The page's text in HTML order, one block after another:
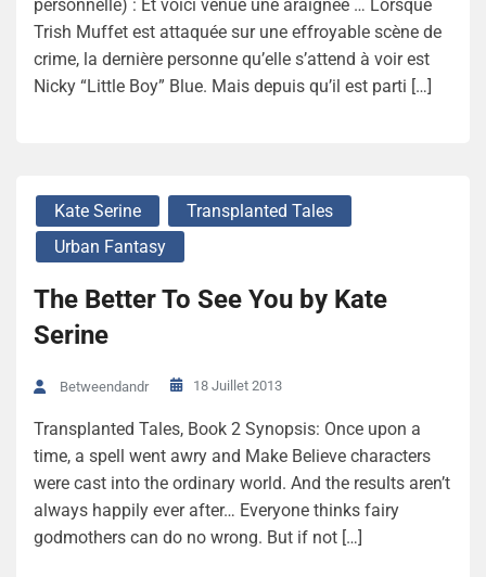
personnelle) : Et voici venue une araignée … Lorsque
Trish Muffet est attaquée sur une effroyable scène de
crime, la dernière personne qu’elle s’attend à voir est
Nicky “Little Boy” Blue. Mais depuis qu’il est parti […]
Kate Serine
Transplanted Tales
Urban Fantasy
The Better To See You by Kate
Serine
Betweendandr 18 Juillet 2013
Transplanted Tales, Book 2 Synopsis: Once upon a
time, a spell went awry and Make Believe characters
were cast into the ordinary world. And the results aren’t
always happily ever after… Everyone thinks fairy
godmothers can do no wrong. But if not […]